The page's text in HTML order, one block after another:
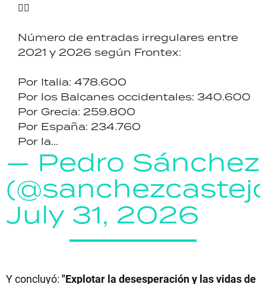
👇🏼
Número de entradas irregulares entre
2021 y 2026 según Frontex:
Por Italia: 478.600
Por los Balcanes occidentales: 340.600
Por Grecia: 259.800
Por España: 234.760
Por la...
— Pedro Sánchez
July 31, 2026
Y concluyó: "Explotar la desesperación y las vidas de